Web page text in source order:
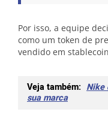
Por isso, a equipe
como um token de
vendido em
Veja também: Nike
sua marca